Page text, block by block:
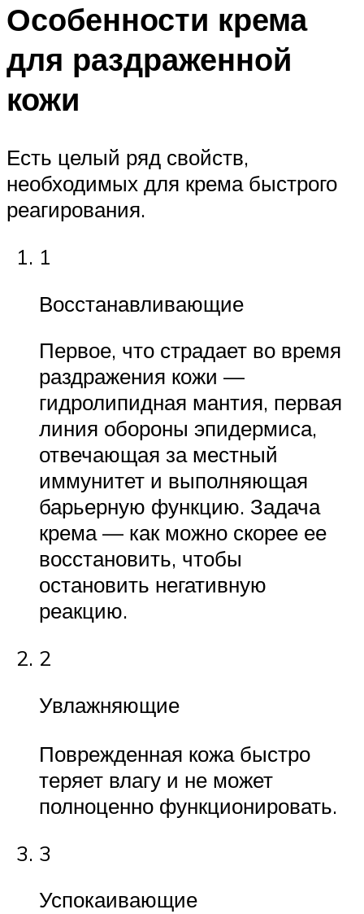
Особенности крема
для раздраженной
кожи
Есть целый ряд свойств,
необходимых для крема быстрого
реагирования.
1
Восстанавливающие
Первое, что страдает во время
раздражения кожи —
гидролипидная мантия, первая
линия обороны эпидермиса,
отвечающая за местный
иммунитет и выполняющая
барьерную функцию. Задача
крема — как можно скорее ее
восстановить, чтобы
остановить негативную
реакцию.
2
Увлажняющие
Поврежденная кожа быстро
теряет влагу и не может
полноценно функционировать.
3
Успокаивающие